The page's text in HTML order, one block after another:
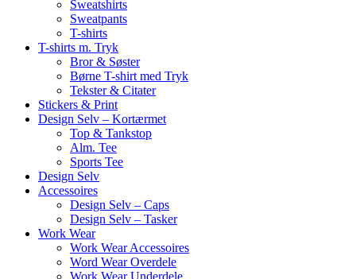
Sweatshirts
Sweatpants
T-shirts
T-shirts m. Tryk
Bror & Søster
Børne T-shirt med Tryk
Tekster & Citater
Stickers & Print
Design Selv – Kortærmet
Top & Tankstop
Alm. Tee
Sports Tee
Design Selv
Accessoires
Design Selv – Caps
Design Selv – Tasker
Work Wear
Work Wear Accessoires
Word Wear Overdele
Work Wear Underdele